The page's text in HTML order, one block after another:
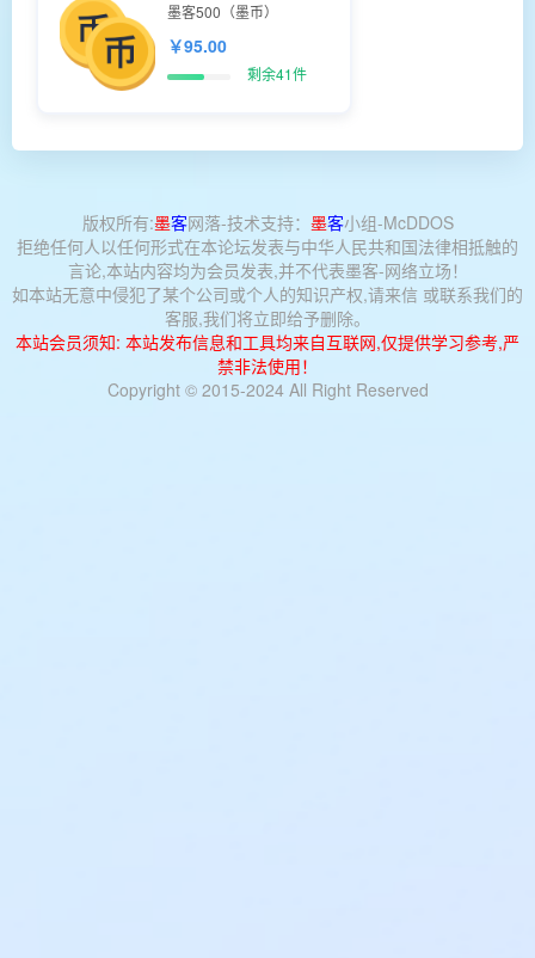
墨客500（墨币）
￥95.00
剩余41件
版权所有:墨客网落-技术支持： 墨客小组-McDDOS
拒绝任何人以任何形式在本论坛发表与中华人民共和国法律相抵触的
言论,本站内容均为会员发表,并不代表墨客-网络立场！
如本站无意中侵犯了某个公司或个人的知识产权,请来信 或联系我们的
客服,我们将立即给予删除。
本站会员须知: 本站发布信息和工具均来自互联网,仅提供学习参考,严
禁非法使用！
Copyright © 2015-2024 All Right Reserved